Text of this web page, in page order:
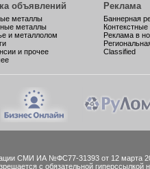
объявлений
металлы
металлы
и металлолом
и прочее
Реклама
Баннерная
Реклама в
Classified
СМИ ИА №ФС77-31393 от 12 марта
с обязательной гиперссылкой